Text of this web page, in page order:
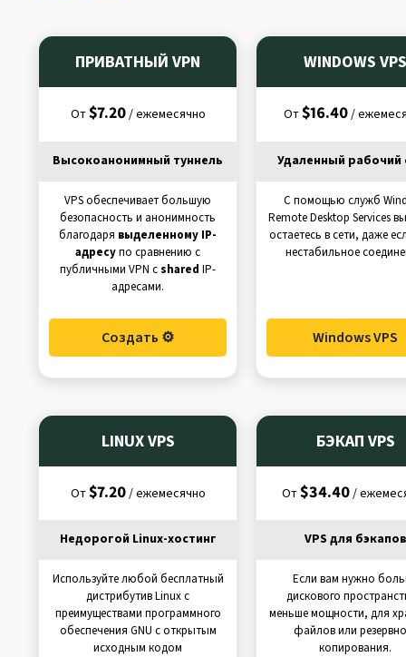
ПРИВАТНЫЙ VPN
От$7.20/ ежемесячно
Высокоанонимный туннель
VPS обеспечивает большую
безопасность и анонимность
благодаря выделенному IP-
адресупо сравнению с
публичными VPN сshared IP-
адресами.
Создать ⚙️
WINDOWS VPS
От$16.40/
Удаленный рабочий
С помощью служб
Remote Desktop Services
остаетесь в сети, даже
нестабильное
Windows VPS
LINUX VPS
От$7.20/ ежемесячно
Недорогой Linux-хостинг
Используйте любой бесплатный
дистрибутив Linux с
преимуществами программного
обеспечения GNU с открытым
исходным кодом
БЭКАП VPS
От$34.40/
VPS для бэкапов
Если вам нужно
дискового
меньше мощности, для
файлов или
копирования.